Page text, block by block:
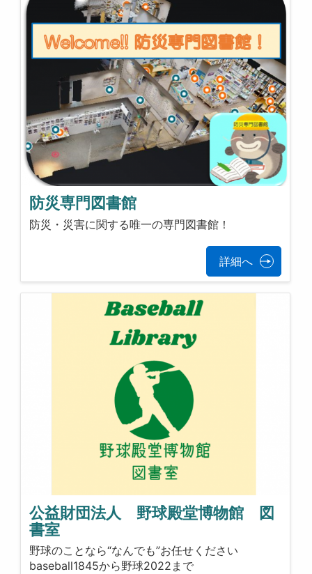
防災専門図書館
防災・災害に関する唯一の専門図書館！
詳細へ
公益財団法人 野球殿堂博物館 図
書室
野球のことなら“なんでも”お任せください
baseball1845から野球2022まで